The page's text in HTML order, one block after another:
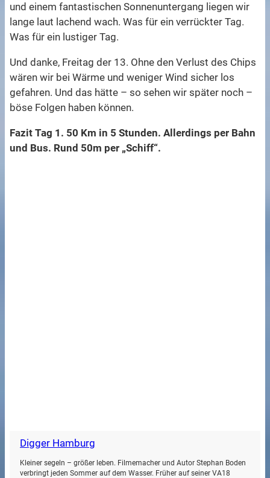
und einem fantastischen Sonnenuntergang liegen wir
lange laut lachend wach. Was für ein verrückter Tag.
Was für ein lustiger Tag.
Und danke, Freitag der 13. Ohne den Verlust des Chips
wären wir bei Wärme und weniger Wind sicher los
gefahren. Und das hätte – so sehen wir später noch –
böse Folgen haben können.
Fazit Tag 1. 50 Km in 5 Stunden. Allerdings per Bahn
und Bus. Rund 50m per „Schiff“.
Digger Hamburg
Kleiner segeln – größer leben. Filmemacher und Autor Stephan Boden
verbringt jeden Sommer auf dem Wasser. Früher auf seiner VA18